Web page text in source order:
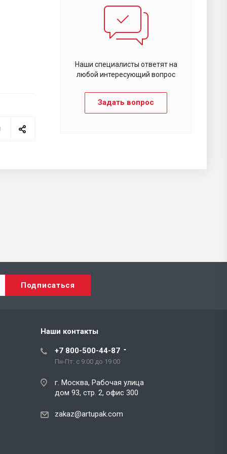
Наши специалисты ответят на
любой интересующий вопрос
Задать вопрос
Наши контакты
+7 800-500-44-87
Пн-Пт: с 9:00 до 19:00
г. Москва, Рабочая улица
дом 93, стр. 2, офис 300
zakaz@artupak.com